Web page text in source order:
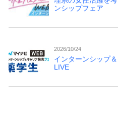
ンシップフェア
2026/10/24
インターンシップ
LIVE